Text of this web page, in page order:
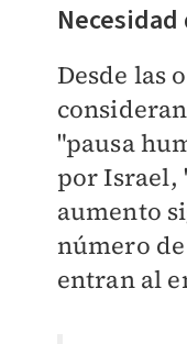
Desde las
"pausa
por Israel,
aumento
número
entran al